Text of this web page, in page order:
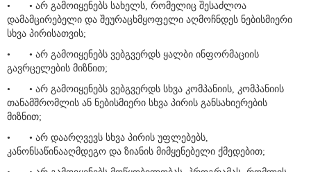
• არ გამოიყენებს სახელს, რომელიც შესაძლოა
დამამცირებელი და შეურაცხმყოფელი აღმოჩნდეს ნებისმიერი
სხვა პირისათვის;
• არ გამოიყენებს ვებგვერდს ყალბი ინფორმაციის
გავრცელების მიზნით;
• არ გამოიყენებს ვებგვერდს სხვა კომპანიის, კომპანიის
თანამშრომლის ან ნებისმიერი სხვა პირის განსახიერების
• არ დაარღვევს სხვა პირის უფლებებს,
კანონსაწინააღმდეგო და ზიანის მიმყენებელი ქმედებით;